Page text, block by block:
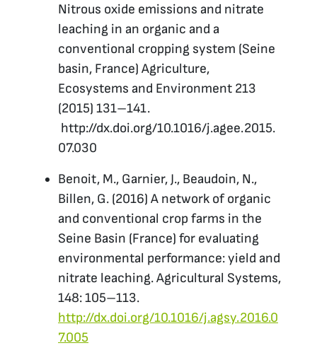
Nitrous oxide emissions and nitrate
leaching in an organic and a
conventional cropping system (Seine
basin, France) Agriculture,
Ecosystems and Environment 213
(2015) 131–141.
http://dx.doi.org/10.1016/j.agee.2015.
07.030
Benoit, M., Garnier, J., Beaudoin, N.,
Billen, G. (2016) A network of organic
and conventional crop farms in the
Seine Basin (France) for evaluating
environmental performance: yield and
nitrate leaching. Agricultural Systems,
148: 105–113.
http://dx.doi.org/10.1016/j.agsy.2016.0
7.005